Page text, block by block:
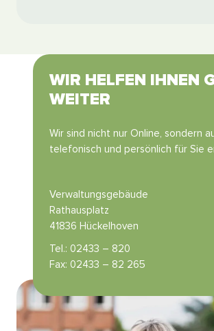
WIR HELFEN IHNEN
WEITER
Wir sind nicht nur Online, sondern
telefonisch und persönlich für Sie
Verwaltungsgebäude
Rathausplatz
41836 Hückelhoven
Tel.: 02433 – 820
Fax: 02433 – 82 265